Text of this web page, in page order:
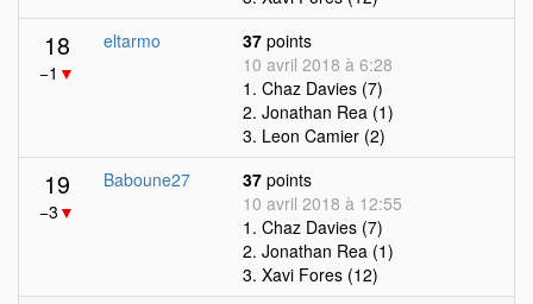
18
−1 ▼
eltarmo 37 points
10 avril 2018 à 6:28
1. Chaz Davies (7)
2. Jonathan Rea (1)
3. Leon Camier (2)
19
−3 ▼
Baboune27 37 points
10 avril 2018 à 12:55
1. Chaz Davies (7)
2. Jonathan Rea (1)
3. Xavi Fores (12)